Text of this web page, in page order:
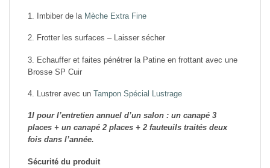
1. Imbiber de la Mèche Extra Fine
2. Frotter les surfaces – Laisser sécher
3. Echauffer et faites pénétrer la Patine en frottant avec une
Brosse SP Cuir
4. Lustrer avec un Tampon Spécial Lustrage
1l pour l’entretien annuel d’un salon : un canapé 3
places + un canapé 2 places + 2 fauteuils traités deux
fois dans l’année.
Sécurité du produit